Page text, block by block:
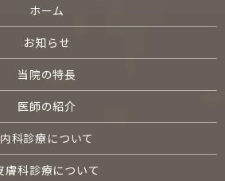
ホーム
お知らせ
当院の特長
医師の紹介
内科診療について
膚科診療について